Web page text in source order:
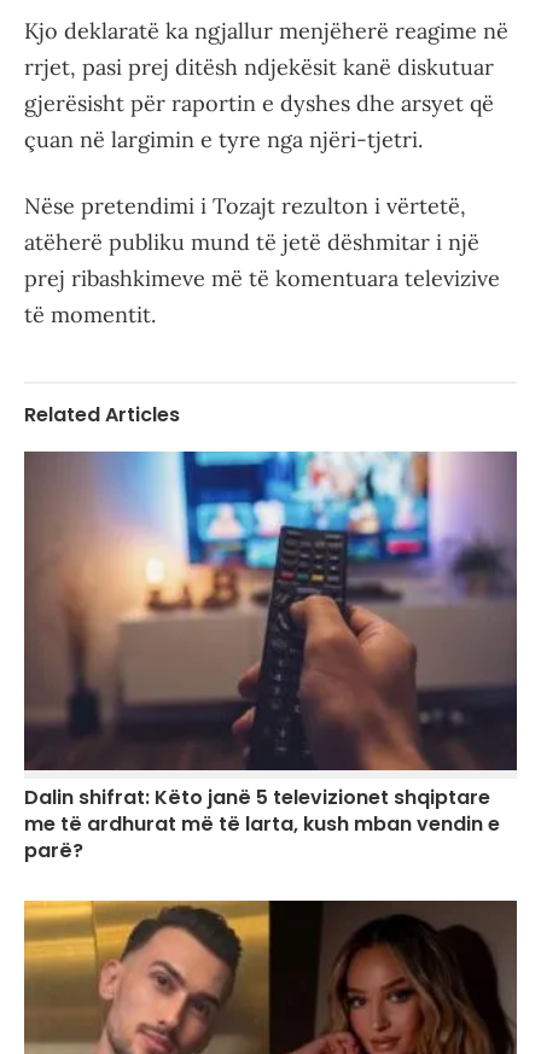
Kjo deklaratë ka ngjallur menjëherë reagime në
rrjet, pasi prej ditësh ndjekësit kanë diskutuar
gjerësisht për raportin e dyshes dhe arsyet që
çuan në largimin e tyre nga njëri-tjetri.
Nëse pretendimi i Tozajt rezulton i vërtetë,
atëherë publiku mund të jetë dëshmitar i një
prej ribashkimeve më të komentuara televizive
të momentit.
Related Articles
Dalin shifrat: Këto janë 5 televizionet shqiptare
me të ardhurat më të larta, kush mban vendin e
parë?